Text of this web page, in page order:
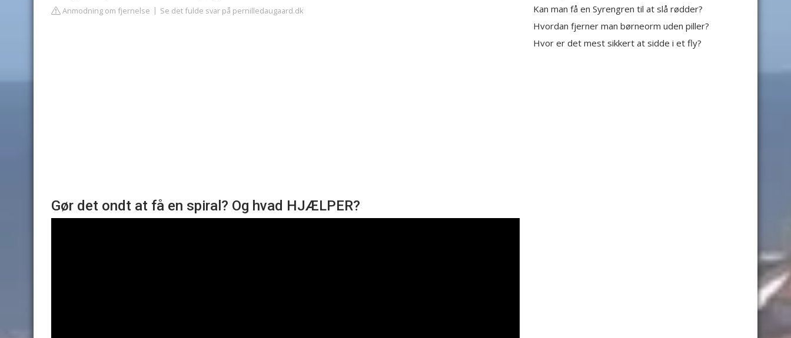
Anmodning om fjernelse Se det fulde svar på pernilledaugaard.dk
Gør det ondt at få en spiral? Og hvad HJÆLPER?
Kan man få en Syrengren til at slå rødder?
Hvordan fjerner man børneorm uden piller?
Hvor er det mest sikkert at sidde i et fly?